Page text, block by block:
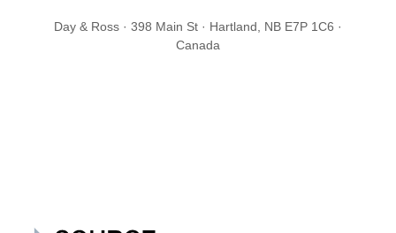
Day & Ross · 398 Main St · Hartland, NB E7P 1C6 ·
Canada